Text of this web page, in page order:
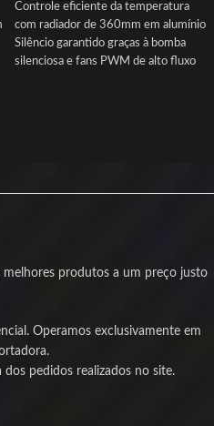
Controle eficiente da temperatura
com radiador de 360mm em alumínio
Silêncio garantido graças à bomba
silenciosa e fans PWM de alto fluxo
melhores produtos a um preço justo
Operamos exclusivamente em
pedidos realizados no site.